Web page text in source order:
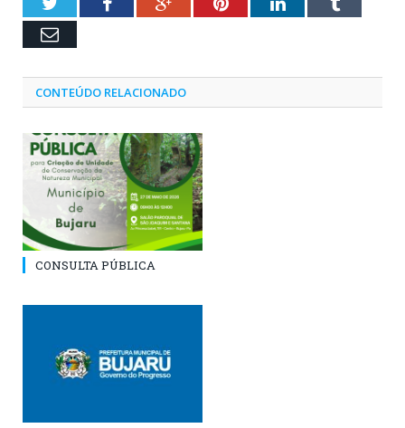
Email
CONTEÚDO RELACIONADO
CONSULTA PÚBLICA